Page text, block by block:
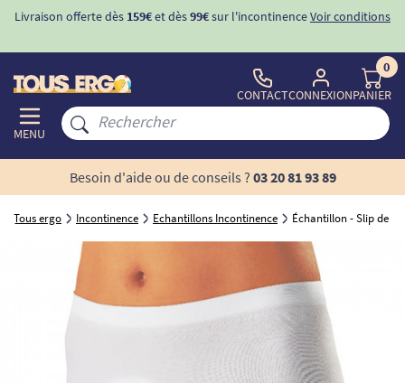
Livraison offerte dès 159€et dès99€sur l'incontinenceVoir conditions
MENU
CONTACTCONNEXION
0
PANIER
Besoin d'aide ou de conseils ? 03 20 81 93 89
Tous ergo Incontinence Echantillons Incontinence Échantillon - Slip de